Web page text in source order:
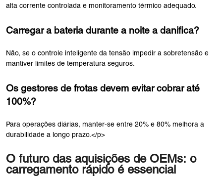
alta corrente controlada e monitoramento térmico adequado.
Carregar a bateria durante a noite a danifica?
Não, se o controle inteligente da tensão impedir a sobretensão e
mantiver limites de temperatura seguros.
Os gestores de frotas devem evitar cobrar até
100%?
Para operações diárias, manter-se entre 20% e 80% melhora a
durabilidade a longo prazo.</p>
O futuro das aquisições de OEMs: o
carregamento rápido é essencial